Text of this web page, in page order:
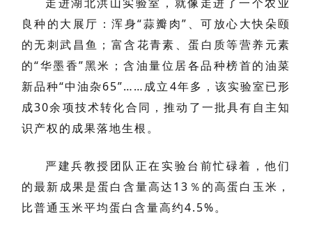
良种的大展厅：浑身“蒜瓣肉”、可放心大快朵颐
的无刺武昌鱼；富含花青素、蛋白质等营养元素
的“华墨香”黑米；含油量位居各品种榜首的油菜
新品种“中油杂65”……成立4年多，该实验室已形
成30余项技术转化合同，推动了一批具有自主知
识产权的成果落地生根。
严建兵教授团队正在实验台前忙碌着，他们
的最新成果是蛋白含量高达13％的高蛋白玉米，
比普通玉米平均蛋白含量高约4.5%。